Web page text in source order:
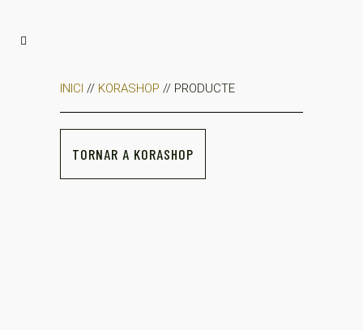
INICI // KORASHOP // PRODUCTE
TORNAR A KORASHOP